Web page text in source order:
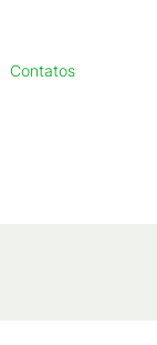
Contatos